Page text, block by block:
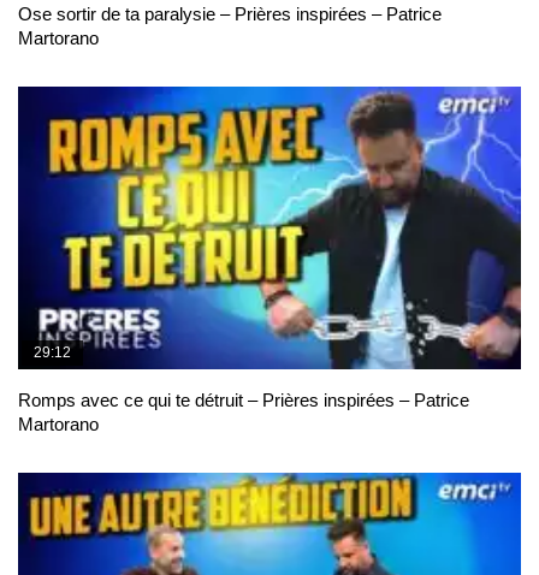
Ose sortir de ta paralysie – Prières inspirées – Patrice
Martorano
29:12
Romps avec ce qui te détruit – Prières inspirées – Patrice
Martorano